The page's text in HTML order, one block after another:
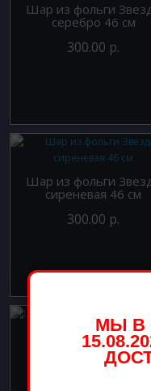
Шар из фольги
серебро 46 см
300.00 р.
Шар из фольги
сиреневая 46 см
300.00 р.
Шар из фольги
фуше 46 см
МЫ В